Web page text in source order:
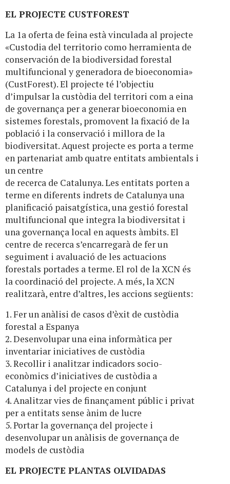
EL PROJECTE CUSTFOREST
La 1a oferta de feina està vinculada al projecte
«Custodia del territorio como herramienta de
conservación de la biodiversidad forestal
multifuncional y generadora de bioeconomia»
(CustForest). El projecte té l’objectiu
d’impulsar la custòdia del territori com a eina
de governança per a generar bioeconomia en
sistemes forestals, promovent la fixació de la
població i la conservació i millora de la
biodiversitat. Aquest projecte es porta a terme
en partenariat amb quatre entitats ambientals i
un centre
de recerca de Catalunya. Les entitats porten a
terme en diferents indrets de Catalunya una
planificació paisatgística, una gestió forestal
multifuncional que integra la biodiversitat i
una governança local en aquests àmbits. El
centre de recerca s’encarregarà de fer un
seguiment i avaluació de les actuacions
forestals portades a terme. El rol de la XCN és
la coordinació del projecte. A més, la XCN
realitzarà, entre d’altres, les accions següents:
1. Fer un anàlisi de casos d’èxit de custòdia
forestal a Espanya
2. Desenvolupar una eina informàtica per
inventariar iniciatives de custòdia
3. Recollir i analitzar indicadors socio-
econòmics d’iniciatives de custòdia a
Catalunya i del projecte en conjunt
4. Analitzar vies de finançament públic i privat
per a entitats sense ànim de lucre
5. Portar la governança del projecte i
desenvolupar un anàlisis de governança de
models de custòdia
EL PROJECTE PLANTAS OLVIDADAS